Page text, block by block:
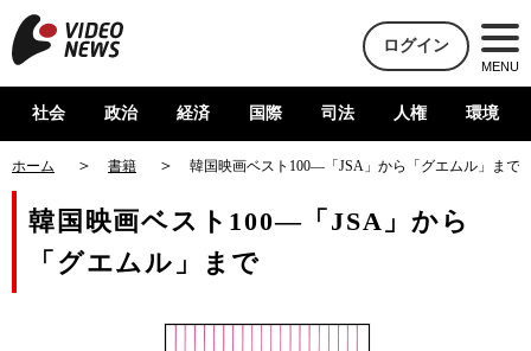
ログイン
MENU
社会 政治 経済 国際 司法 人権 環境
ホーム 書籍 韓国映画ベスト100―「JSA」から「グエムル」まで
韓国映画ベスト100―「JSA」から
「グエムル」まで